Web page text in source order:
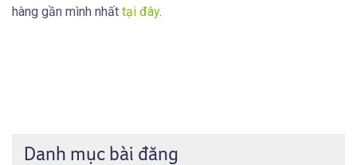
hàng gần mình nhất tại đây.
Danh mục bài đăng